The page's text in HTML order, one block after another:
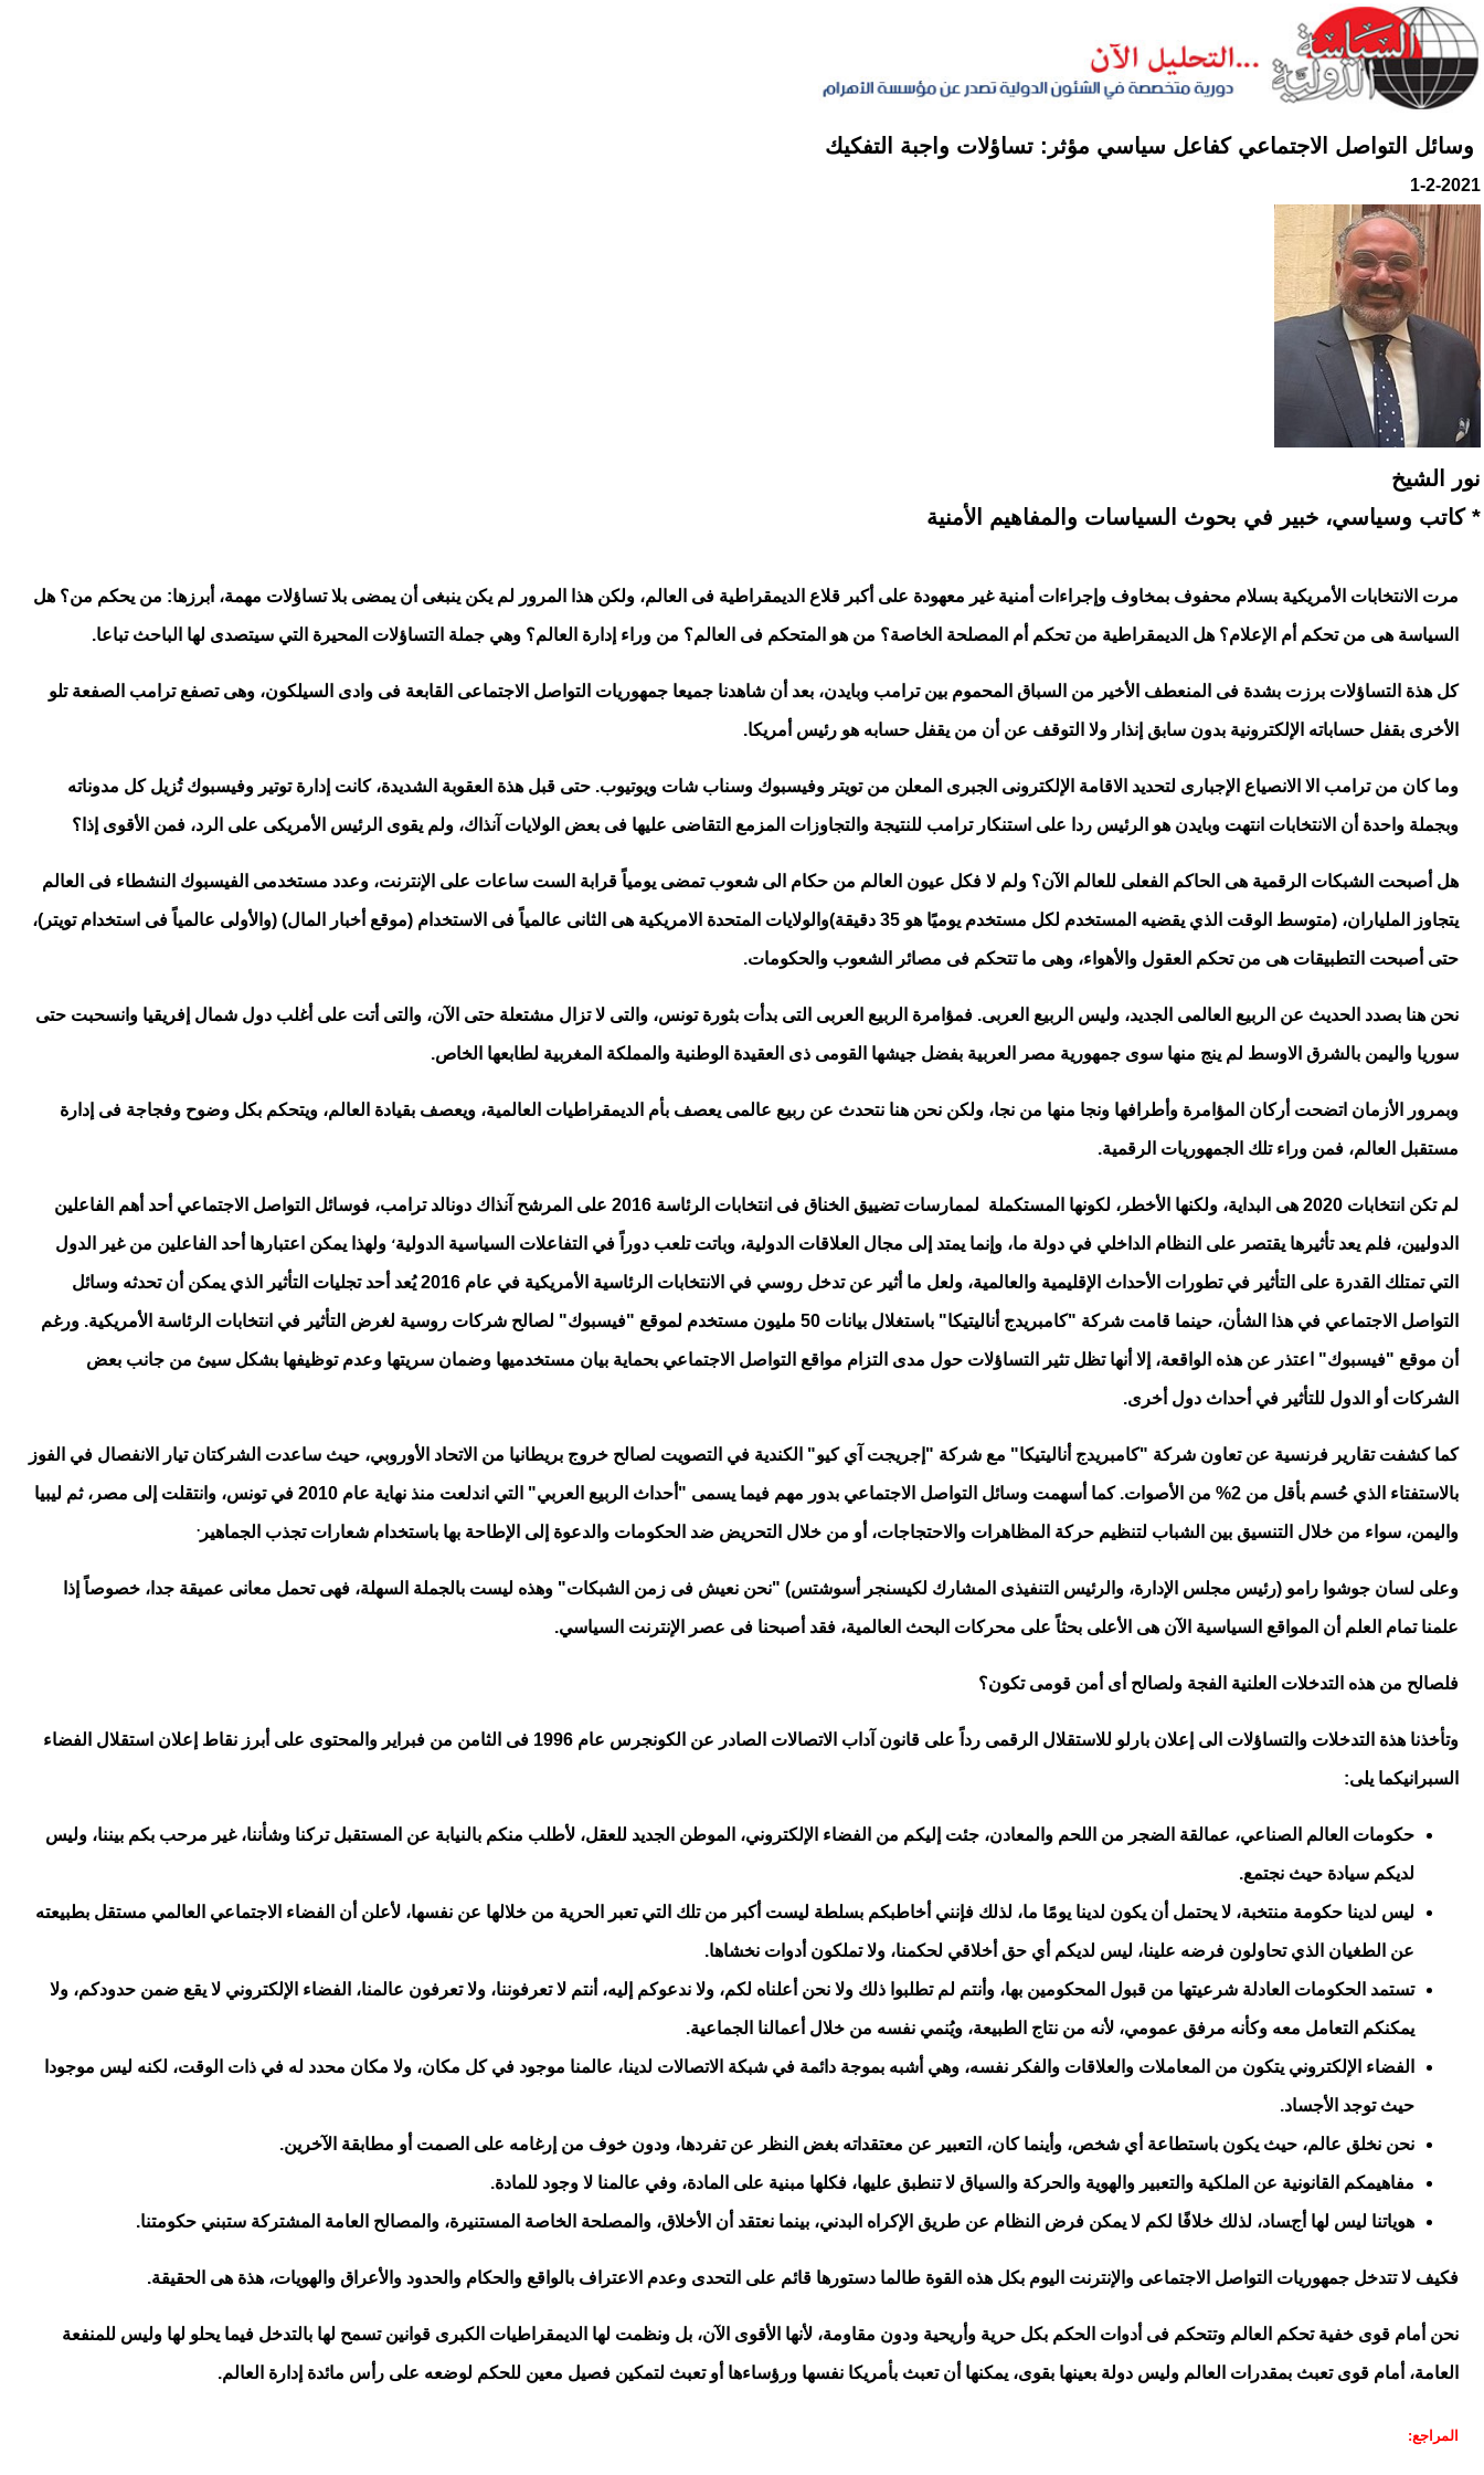
وسائل التواصل الاجتماعي كفاعل سياسي مؤثر: تساؤلات واجبة التفكيك
1-2-2021
نور الشيخ
* كاتب وسياسي، خبير في بحوث السياسات والمفاهيم الأمنية
مرت الانتخابات الأمريكية بسلام محفوف بمخاوف وإجراءات أمنية غير معهودة على أكبر قلاع الديمقراطية فى العالم، ولكن هذا المرور لم يكن ينبغى أن يمضى بلا تساؤلات مهمة، أبرزها: من يحكم من؟ هل
السياسة هى من تحكم أم الإعلام؟ هل الديمقراطية من تحكم أم المصلحة الخاصة؟ من هو المتحكم فى العالم؟ من وراء إدارة العالم؟ وهي جملة التساؤلات المحيرة التي سيتصدى لها الباحث تباعا.
كل هذة التساؤلات برزت بشدة فى المنعطف الأخير من السباق المحموم بين ترامب وبايدن، بعد أن شاهدنا جميعا جمهوريات التواصل الاجتماعى القابعة فى وادى السيلكون، وهى تصفع ترامب الصفعة تلو
الأخرى بقفل حساباته الإلكترونية بدون سابق إنذار ولا التوقف عن أن من يقفل حسابه هو رئيس أمريكا.
وما كان من ترامب الا الانصياع الإجبارى لتحديد الاقامة الإلكترونى الجبرى المعلن من تويتر وفيسبوك وسناب شات ويوتيوب. حتى قبل هذة العقوبة الشديدة، كانت إدارة توتير وفيسبوك تُزيل كل مدوناته
وبجملة واحدة أن الانتخابات انتهت وبايدن هو الرئيس ردا على استنكار ترامب للنتيجة والتجاوزات المزمع التقاضى عليها فى بعض الولايات آنذاك، ولم يقوى الرئيس الأمريكى على الرد، فمن الأقوى إذا؟
هل أصبحت الشبكات الرقمية هى الحاكم الفعلى للعالم الآن؟ ولم لا فكل عيون العالم من حكام الى شعوب تمضى يومياً قرابة الست ساعات على الإنترنت، وعدد مستخدمى الفيسبوك النشطاء فى العالم
يتجاوز الملياران، (متوسط ​​الوقت الذي يقضيه المستخدم لكل مستخدم يوميًا هو 35 دقيقة)والولايات المتحدة الامريكية هى الثانى عالمياً فى الاستخدام (موقع أخبار المال) (والأولى عالمياً فى استخدام تويتر)،
حتى أصبحت التطبيقات هى من تحكم العقول والأهواء، وهى ما تتحكم فى مصائر الشعوب والحكومات.
نحن هنا بصدد الحديث عن الربيع العالمى الجديد، وليس الربيع العربى. فمؤامرة الربيع العربى التى بدأت بثورة تونس، والتى لا تزال مشتعلة حتى الآن، والتى أتت على أغلب دول شمال إفريقيا وانسحبت حتى
سوريا واليمن بالشرق الاوسط لم ينج منها سوى جمهورية مصر العربية بفضل جيشها القومى ذى العقيدة الوطنية والمملكة المغربية لطابعها الخاص.
وبمرور الأزمان اتضحت أركان المؤامرة وأطرافها ونجا منها من نجا، ولكن نحن هنا نتحدث عن ربيع عالمى يعصف بأم الديمقراطيات العالمية، ويعصف بقيادة العالم، ويتحكم بكل وضوح وفجاجة فى إدارة
مستقبل العالم، فمن وراء تلك الجمهوريات الرقمية.
لم تكن انتخابات 2020 هى البداية، ولكنها الأخطر، لكونها المستكملة لممارسات تضييق الخناق فى انتخابات الرئاسة 2016 على المرشح آنذاك دونالد ترامب، فوسائل التواصل الاجتماعي أحد أهم الفاعلين
الدوليين، فلم يعد تأثيرها يقتصر على النظام الداخلي في دولة ما، وإنما يمتد إلى مجال العلاقات الدولية، وباتت تلعب دوراً في التفاعلات السياسية الدولية، ولهذا يمكن اعتبارها أحد الفاعلين من غير الدول
التي تمتلك القدرة على التأثير في تطورات الأحداث الإقليمية والعالمية، ولعل ما أثير عن تدخل روسي في الانتخابات الرئاسية الأمريكية في عام 2016 يُعد أحد تجليات التأثير الذي يمكن أن تحدثه وسائل
التواصل الاجتماعي في هذا الشأن، حينما قامت شركة "كامبريدج أناليتيكا" باستغلال بيانات 50 مليون مستخدم لموقع "فيسبوك" لصالح شركات روسية لغرض التأثير في انتخابات الرئاسة الأمريكية. ورغم
أن موقع "فيسبوك" اعتذر عن هذه الواقعة، إلا أنها تظل تثير التساؤلات حول مدى التزام مواقع التواصل الاجتماعي بحماية بيان مستخدميها وضمان سريتها وعدم توظيفها بشكل سيئ من جانب بعض
الشركات أو الدول للتأثير في أحداث دول أخرى.
كما كشفت تقارير فرنسية عن تعاون شركة "كامبريدج أناليتيكا" مع شركة "إجريجت آي كيو" الكندية في التصويت لصالح خروج بريطانيا من الاتحاد الأوروبي، حيث ساعدت الشركتان تيار الانفصال في الفوز
بالاستفتاء الذي حُسم بأقل من 2% من الأصوات. كما أسهمت وسائل التواصل الاجتماعي بدور مهم فيما يسمى "أحداث الربيع العربي" التي اندلعت منذ نهاية عام 2010 في تونس، وانتقلت إلى مصر، ثم ليبيا
واليمن، سواء من خلال التنسيق بين الشباب لتنظيم حركة المظاهرات والاحتجاجات، أو من خلال التحريض ضد الحكومات والدعوة إلى الإطاحة بها باستخدام شعارات تجذب الجماهير .
وعلى لسان جوشوا رامو (رئيس مجلس الإدارة، والرئيس التنفيذى المشارك لكيسنجر أسوشتس) "نحن نعيش فى زمن الشبكات" وهذه ليست بالجملة السهلة، فهى تحمل معانى عميقة جدا، خصوصاً إذا
علمنا تمام العلم أن المواقع السياسية الآن هى الأعلى بحثاً على محركات البحث العالمية، فقد أصبحنا فى عصر الإنترنت السياسي.
فلصالح من هذه التدخلات العلنية الفجة ولصالح أى أمن قومى تكون؟
وتأخذنا هذة التدخلات والتساؤلات الى إعلان بارلو للاستقلال الرقمى رداً على قانون آداب الاتصالات الصادر عن الكونجرس عام 1996 فى الثامن من فبراير والمحتوى على أبرز نقاط إعلان استقلال الفضاء
السبرانيكما يلى:
حكومات العالم الصناعي، عمالقة الضجر من اللحم والمعادن، جئت إليكم من الفضاء الإلكتروني، الموطن الجديد للعقل، لأطلب منكم بالنيابة عن المستقبل تركنا وشأننا، غير مرحب بكم بيننا، وليس
لديكم سيادة حيث نجتمع.
ليس لدينا حكومة منتخبة، لا يحتمل أن يكون لدينا يومًا ما، لذلك فإنني أخاطبكم بسلطة ليست أكبر من تلك التي تعبر الحرية من خلالها عن نفسها، لأعلن أن الفضاء الاجتماعي العالمي مستقل بطبيعته
عن الطغيان الذي تحاولون فرضه علينا، ليس لديكم أي حق أخلاقي لحكمنا، ولا تملكون أدوات نخشاها.
تستمد الحكومات العادلة شرعيتها من قبول المحكومين بها، وأنتم لم تطلبوا ذلك ولا نحن أعلناه لكم، ولا ندعوكم إليه، أنتم لا تعرفوننا، ولا تعرفون عالمنا، الفضاء الإلكتروني لا يقع ضمن حدودكم، ولا
يمكنكم التعامل معه وكأنه مرفق عمومي، لأنه من نتاج الطبيعة، ويُنمي نفسه من خلال أعمالنا الجماعية.
الفضاء الإلكتروني يتكون من المعاملات والعلاقات والفكر نفسه، وهي أشبه بموجة دائمة في شبكة الاتصالات لدينا، عالمنا موجود في كل مكان، ولا مكان محدد له في ذات الوقت، لكنه ليس موجودا
حيث توجد الأجساد.
نحن نخلق عالم، حيث يكون باستطاعة أي شخص، وأينما كان، التعبير عن معتقداته بغض النظر عن تفردها، ودون خوف من إرغامه على الصمت أو مطابقة الآخرين.
مفاهيمكم القانونية عن الملكية والتعبير والهوية والحركة والسياق لا تنطبق عليها، فكلها مبنية على المادة، وفي عالمنا لا وجود للمادة.
هوياتنا ليس لها أجساد، لذلك خلافًا لكم لا يمكن فرض النظام عن طريق الإكراه البدني، بينما نعتقد أن الأخلاق، والمصلحة الخاصة المستنيرة، والمصالح العامة المشتركة ستبني حكومتنا.
فكيف لا تتدخل جمهوريات التواصل الاجتماعى والإنترنت اليوم بكل هذه القوة طالما دستورها قائم على التحدى وعدم الاعتراف بالواقع والحكام والحدود والأعراق والهويات، هذة هى الحقيقة.
نحن أمام قوى خفية تحكم العالم وتتحكم فى أدوات الحكم بكل حرية وأريحية ودون مقاومة، لأنها الأقوى الآن، بل ونظمت لها الديمقراطيات الكبرى قوانين تسمح لها بالتدخل فيما يحلو لها وليس للمنفعة
العامة، أمام قوى تعبث بمقدرات العالم وليس دولة بعينها بقوى، يمكنها أن تعبث بأمريكا نفسها ورؤساءها أو تعبث لتمكين فصيل معين للحكم لوضعه على رأس مائدة إدارة العالم.
المراجع: